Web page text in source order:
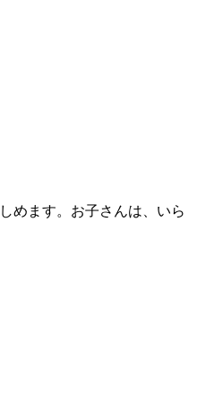
めます。お子さんは、いら